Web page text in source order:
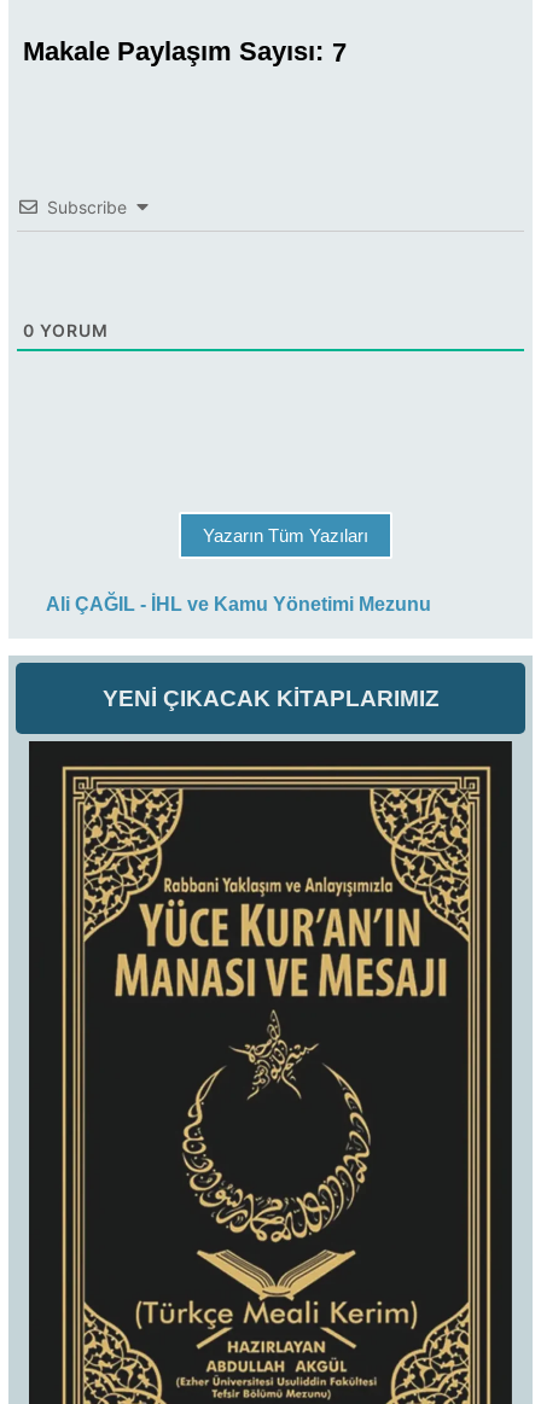
YENİ ÇIKACAK KİTAPLARIMIZ
Makale Paylaşım Sayısı: 7
Subscribe
0 YORUM
Yazarın Tüm Yazıları
Ali ÇAĞIL - İHL ve Kamu Yönetimi Mezunu